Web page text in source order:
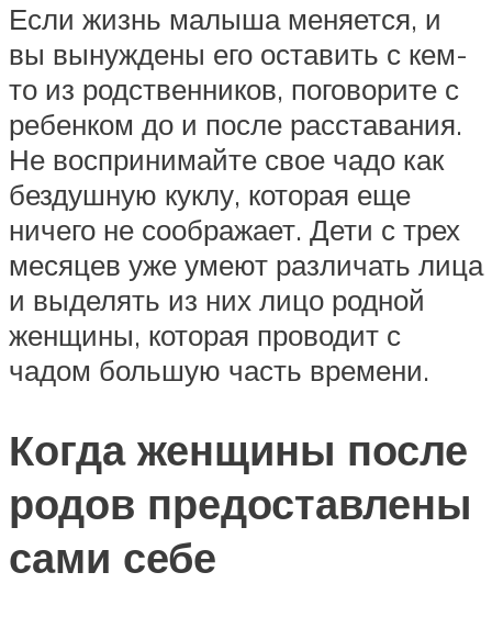
Если жизнь малыша меняется, и
вы вынуждены его оставить с кем-
то из родственников, поговорите с
ребенком до и после расставания.
Не воспринимайте свое чадо как
бездушную куклу, которая еще
ничего не соображает. Дети с трех
месяцев уже умеют различать лица
и выделять из них лицо родной
женщины, которая проводит с
чадом большую часть времени.
Когда женщины после
родов предоставлены
сами себе